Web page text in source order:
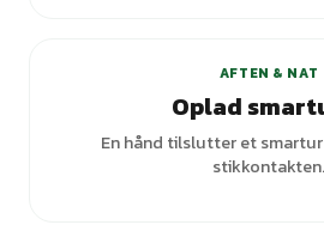
AFTEN & NAT
Oplad
En hånd tilslutter et
stikkontakten.